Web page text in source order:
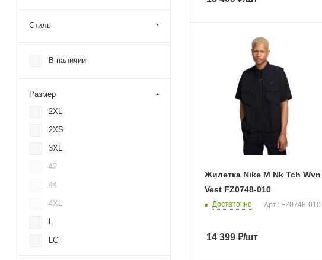
Жилетка Nike M Nk Tch Wvn
Vest FZ0748-010
Достаточно Арт.: FZ0748-010
14 399 ₽/шт
Стиль
В наличии
Размер
2XL
2XS
3XL
42
44
4XL
L
LG